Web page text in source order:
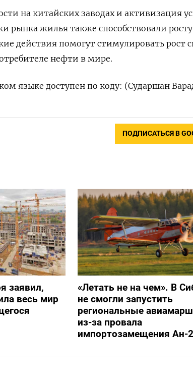
на китайских заводах и активизация
рынка жилья также способствовали
действия помогут стимулировать рост
нефти в мире.
языке доступен по коду: (Сударшан
ПОДПИСАТЬСЯ В
заявил,
весь мир
«Летать не на чем». В
не смогли запустить
региональные
из-за провала
импортозамещения Ан-2